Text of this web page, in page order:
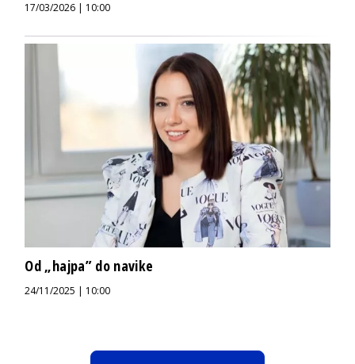
17/03/2026 | 10:00
Od „hajpa” do navike
24/11/2025 | 10:00